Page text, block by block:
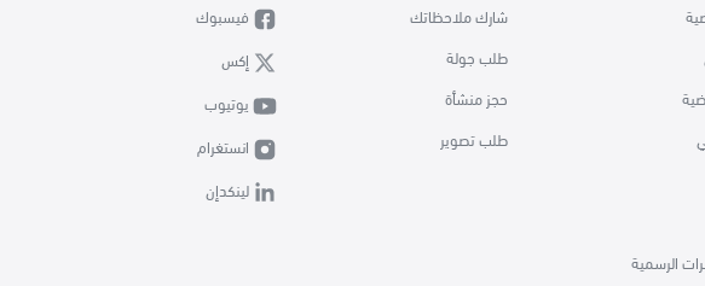
الرسمية
شارك ملاحظاتك
طلب جولة
حجز منشأة
طلب تصوير
فيسبوك
إكس
يوتيوب
انستغرام
لينكدإن